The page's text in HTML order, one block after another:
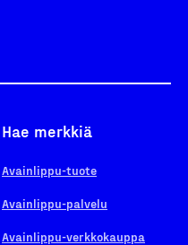
Hae merkkiä
Avainlippu-tuote
Avainlippu-palvelu
Avainlippu-verkkokauppa